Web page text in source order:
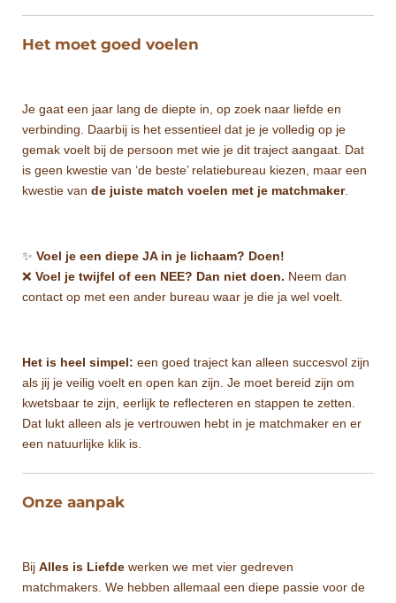
Het moet goed voelen
Je gaat een jaar lang de diepte in, op zoek naar liefde en
verbinding. Daarbij is het essentieel dat je je volledig op je
gemak voelt bij de persoon met wie je dit traject aangaat. Dat
is geen kwestie van ‘de beste’ relatiebureau kiezen, maar een
kwestie van de juiste match voelen met je matchmaker.
✨ Voel je een diepe JA in je lichaam? Doen!
❌ Voel je twijfel of een NEE? Dan niet doen. Neem dan
contact op met een ander bureau waar je die ja wel voelt.
Het is heel simpel: een goed traject kan alleen succesvol zijn
als jij je veilig voelt en open kan zijn. Je moet bereid zijn om
kwetsbaar te zijn, eerlijk te reflecteren en stappen te zetten.
Dat lukt alleen als je vertrouwen hebt in je matchmaker en er
een natuurlijke klik is.
Onze aanpak
Bij Alles is Liefde werken we met vier gedreven
matchmakers. We hebben allemaal een diepe passie voor de